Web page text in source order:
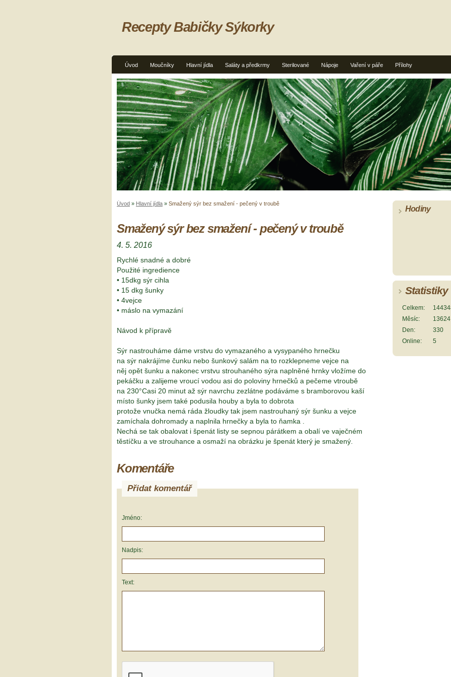
Úvod Moučníky Hlavní jídla Saláty a předkrmy Sterilované Nápoje Vaření v páře Přílohy
Recepty Babičky Sýkorky
Úvod » Hlavní jídla » Smažený sýr bez smažení - pečený v troubě
Smažený sýr bez smažení - pečený v troubě
4. 5. 2016
Rychlé snadné a dobré
Použité ingredience
• 15dkg sýr cihla
• 15 dkg šunky
• 4vejce
• máslo na vymazání
Návod k přípravě
Sýr nastrouháme dáme vrstvu do vymazaného a vysypaného hrnečku
na sýr nakrájíme čunku nebo šunkový salám na to rozklepneme vejce na
něj opět šunku a nakonec vrstvu strouhaného sýra naplněné hrnky vložíme do
pekáčku a zalijeme vroucí vodou asi do poloviny hrnečků a pečeme vtroubě
na 230°Casi 20 minut až sýr navrchu zezlátne podáváme s bramborovou kaší
místo šunky jsem také podusila houby a byla to dobrota
protože vnučka nemá ráda žloudky tak jsem nastrouhaný sýr šunku a vejce
zamíchala dohromady a naplnila hrnečky a byla to ňamka .
Nechá se tak obalovat i špenát listy se sepnou párátkem a obalí ve vaječném
těstíčku a ve strouhance a osmaží na obrázku je špenát který je smažený.
Komentáře
Přidat komentář
Jméno:
Nadpis:
Text:
Hodiny
Statistiky
Online: 5
Celkem:
Měsíc:
13624
Den:
330